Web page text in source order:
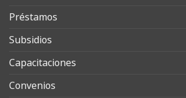
Préstamos
Subsidios
Capacitaciones
Convenios